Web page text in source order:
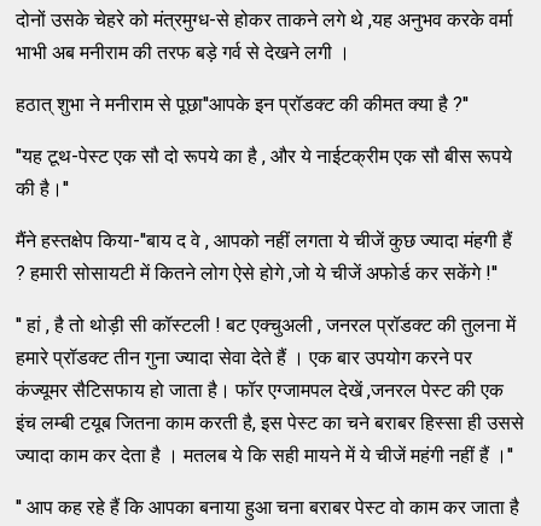
दोनों उसके चेहरे को मंत्रमुग्ध-से होकर ताकने लगे थे ,यह अनुभव करके वर्मा
भाभी अब मनीराम की तरफ बड़े गर्व से देखने लगी ।
हठात् शुभा ने मनीराम से पूछा''आपके इन प्रॉडक्ट की कीमत क्या है ?''
''यह टूथ-पेस्ट एक सौ दो रूपये का है , और ये नाईटक्रीम एक सौ बीस रूपये
की है।''
मैंने हस्तक्षेप किया-''बाय द वे , आपको नहीं लगता ये चीजें कुछ ज्यादा मंहगी हैं
? हमारी सोसायटी में कितने लोग ऐसे होगे ,जो ये चीजें अफोर्ड कर सकेंगे !''
'' हां , है तो थोड़ी सी कॉस्टली ! बट एक्चुअली , जनरल प्रॉडक्ट की तुलना में
हमारे प्रॉडक्ट तीन गुना ज्यादा सेवा देते हैं । एक बार उपयोग करने पर
कंज्यूमर सैटिसफाय हो जाता है। फॉर एग्जामपल देखें ,जनरल पेस्ट की एक
इंच लम्बी टयूब जितना काम करती है, इस पेस्ट का चने बराबर हिस्सा ही उससे
ज्यादा काम कर देता है । मतलब ये कि सही मायने में ये चीजें महंगी नहीं हैं ।''
'' आप कह रहे हैं कि आपका बनाया हुआ चना बराबर पेस्ट वो काम कर जाता है